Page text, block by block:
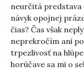
neurčitá
návyk opojnej
čias? Čas však
neprekročím ani
trpezlivosť na
horúčave sa mi o